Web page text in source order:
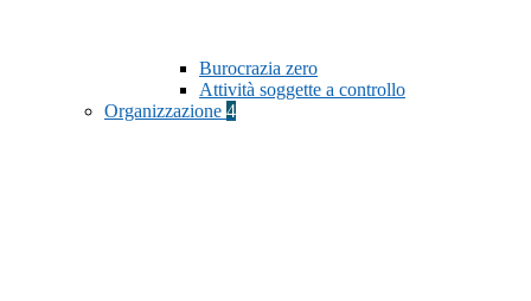
Burocrazia zero
Attività soggette a controllo
Organizzazione 4